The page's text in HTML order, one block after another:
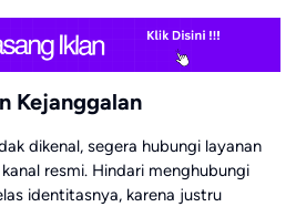
Kejanggalan
dikenal, segera hubungi layanan
resmi. Hindari menghubungi
identitasnya, karena justru